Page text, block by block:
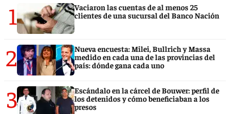
1
Vaciaron las cuentas de al menos 25
clientes de una sucursal del Banco Nación
2
Nueva encuesta: Milei, Bullrich y Massa
medido en cada una de las provincias del
país: dónde gana cada uno
3
Escándalo en la cárcel de Bouwer: perfil de
los detenidos y cómo beneficiaban a los
presos